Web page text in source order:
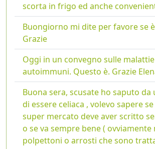
scorta in frigo ed anche
Buongiorno mi dite per favore se
Grazie
Oggi in un convegno sulle malattie
autoimmuni. Questo è. Grazie
Buona sera, scusate ho saputo da
di essere celiaca , volevo sapere
super mercato deve aver scritto
o se va sempre bene (
polpettoni o arrosti che sono